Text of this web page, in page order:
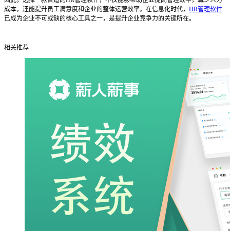
成本，还能提升员工满意度和企业的整体运营效率。在信息化时代， HR管理软件
已成为企业不可或缺的核心工具之一，是提升企业竞争力的关键所在。
相关推荐